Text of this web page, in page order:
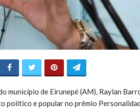
município de Eirunepé (AM), Raylan
político e popular no prêmio